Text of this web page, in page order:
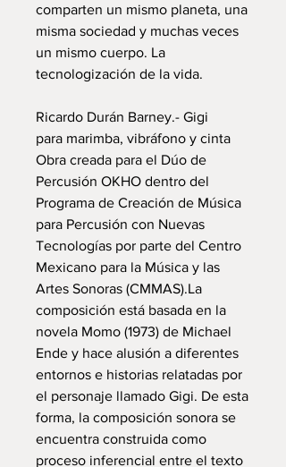
comparten un mismo planeta, una
misma sociedad y muchas veces
un mismo cuerpo. La
tecnologización de la vida.
Ricardo Durán Barney.- Gigi
para marimba, vibráfono y cinta
Obra creada para el Dúo de
Percusión OKHO dentro del
Programa de Creación de Música
para Percusión con Nuevas
Tecnologías por parte del Centro
Mexicano para la Música y las
Artes Sonoras (CMMAS).La
composición está basada en la
novela Momo (1973) de Michael
Ende y hace alusión a diferentes
entornos e historias relatadas por
el personaje llamado Gigi. De esta
forma, la composición sonora se
encuentra construida como
proceso inferencial entre el texto